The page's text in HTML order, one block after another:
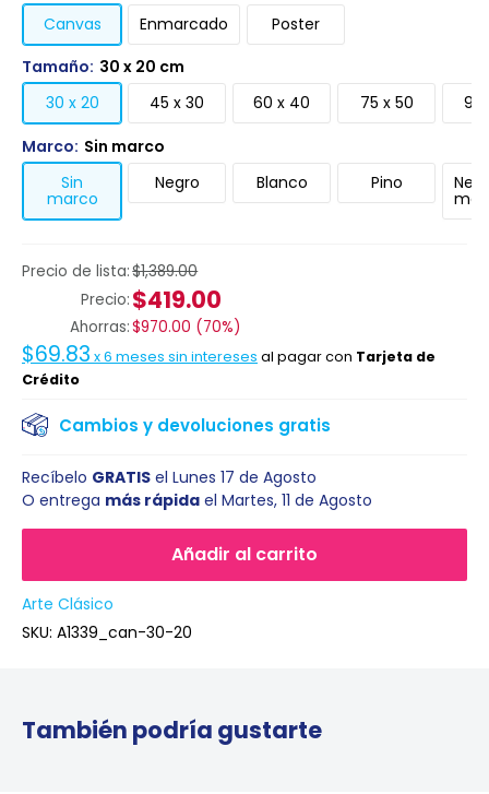
Precio de lista:$1,389.00
Precio: $419.00
Ahorras:$970.00 (70%)
$69.83 x6 meses sin intereses al pagar con Tarjeta de
Crédito
Cambios y devoluciones gratis
Canvas Enmarcado
Poster
Tamaño: 30 x 20 cm
30 x 20
45 x 30 60 x 40 75 x 50
90
Marco: Sin marco
Sin
marco
Negro Blanco Pino
Añadir al carrito
Recíbelo GRATIS el Lunes 17 de Agosto
O entrega más rápida el Martes, 11 de Agosto
Arte Clásico
SKU: A1339_can-30-20
También podría gustarte